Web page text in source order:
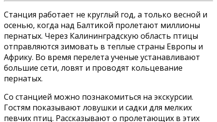
Станция работает не круглый год, а только весной и
осенью, когда над Балтикой пролетают миллионы
пернатых. Через Калининградскую область птицы
отправляются зимовать в теплые страны Европы и
Африку. Во время перелета ученые устанавливают
большие сети, ловят и проводят кольцевание
пернатых.
Со станцией можно познакомиться на экскурсии.
Гостям показывают ловушки и садки для мелких
певчих птиц. Рассказывают о пролетающих в этих